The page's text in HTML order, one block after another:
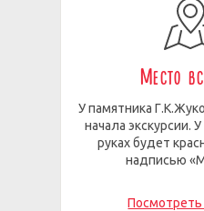
Место
У памятника
начала экскурсии.
руках будет
надписью